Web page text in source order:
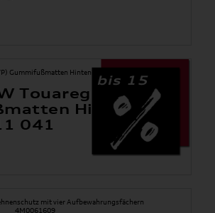
bis 15
Touareg (7P)
Hinten
041